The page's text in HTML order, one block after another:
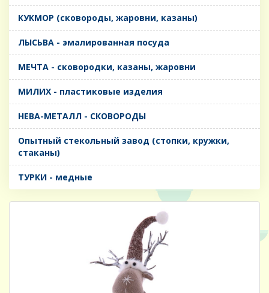
КУКМОР (сковороды, жаровни, казаны)
ЛЫСЬВА - эмалированная посуда
МЕЧТА - сковородки, казаны, жаровни
МИЛИХ - пластиковые изделия
НЕВА-МЕТАЛЛ - СКОВОРОДЫ
Опытный стекольный завод (стопки, кружки,
стаканы)
ТУРКИ - медные